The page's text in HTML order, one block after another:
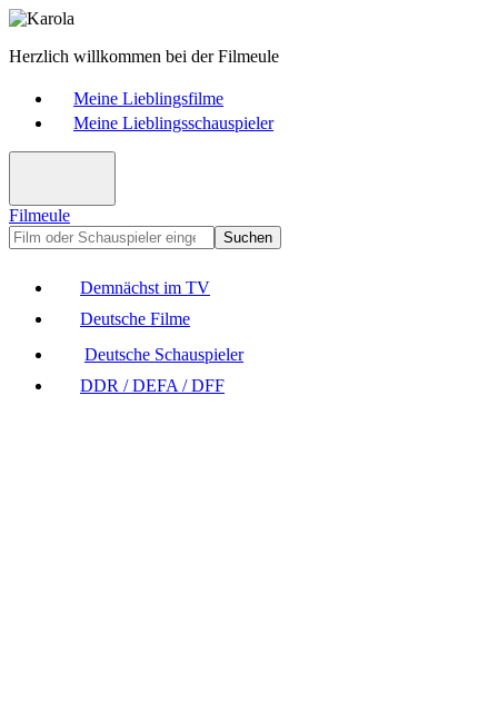
Herzlich willkommen bei der Filmeule
Meine Lieblingsfilme
Meine Lieblingsschauspieler
Filmeule
Suchen
Demnächst im TV
Deutsche Filme
Deutsche Schauspieler
DDR / DEFA / DFF